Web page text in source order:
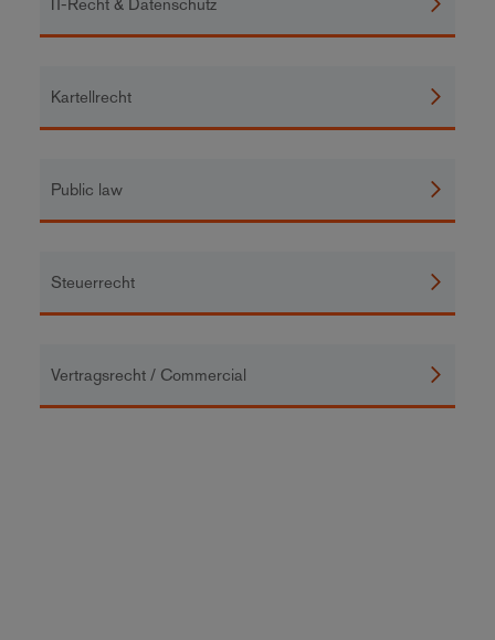
IT-Recht & Datenschutz
Kartellrecht
Public law
Steuerrecht
Vertragsrecht / Commercial